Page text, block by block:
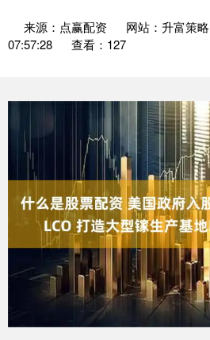
来源：点赢配资 网站：升富策略
07:57:28
查看：127